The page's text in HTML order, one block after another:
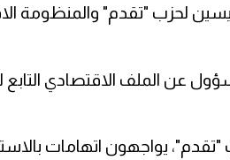
لحزب "تقدم" والمنظومة
عن الملف الاقتصادي التابع
"تقدم"، يواجهون اتهامات